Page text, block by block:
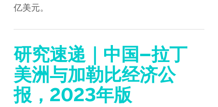
亿美元。
研究速递｜中国–拉丁
美洲与加勒比经济公
报，2023年版